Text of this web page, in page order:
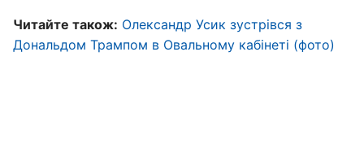
Читайте також: Олександр Усик зустрівся з
Дональдом Трампом в Овальному кабінеті (фото)